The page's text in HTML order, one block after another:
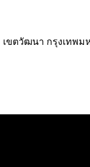
ขตวัฒนา กรุงเทพม